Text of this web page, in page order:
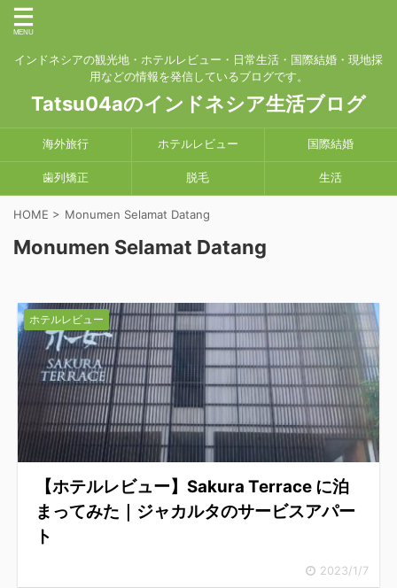
インドネシアの観光地・ホテルレビュー・日常生活・国際結婚・現地採
用などの情報を発信しているブログです。
Tatsu04aのインドネシア生活ブログ
海外旅行 ホテルレビュー 国際結婚
歯列矯正 脱毛 生活
HOME > Monumen Selamat Datang
Monumen Selamat Datang
ホテルレビュー
【ホテルレビュー】Sakura Terrace に泊
まってみた｜ジャカルタのサービスアパー
ト
2023/1/7